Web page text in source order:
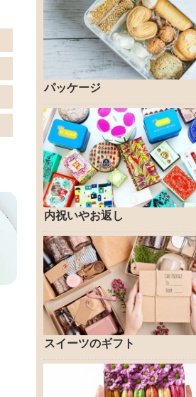
パッケージ
内祝いやお返し
スイーツのギフト